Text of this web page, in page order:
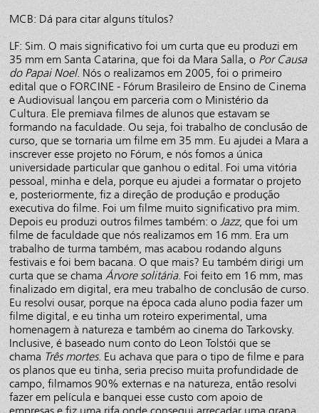
MCB: Dá para citar alguns títulos?
LF: Sim. O mais significativo foi um curta que eu produzi em
35 mm em Santa Catarina, que foi da Mara Salla, o Por Causa
do Papai Noel. Nós o realizamos em 2005, foi o primeiro
edital que o FORCINE - Fórum Brasileiro de Ensino de Cinema
e Audiovisual lançou em parceria com o Ministério da
Cultura. Ele premiava filmes de alunos que estavam se
formando na faculdade. Ou seja, foi trabalho de conclusão de
curso, que se tornaria um filme em 35 mm. Eu ajudei a Mara a
inscrever esse projeto no Fórum, e nós fomos a única
universidade particular que ganhou o edital. Foi uma vitória
pessoal, minha e dela, porque eu ajudei a formatar o projeto
e, posteriormente, fiz a direção de produção e produção
executiva do filme. Foi um filme muito significativo pra mim.
Depois eu produzi outros filmes também: oJazz, que foi um
filme de faculdade que nós realizamos em 16 mm. Era um
trabalho de turma também, mas acabou rodando alguns
festivais e foi bem bacana. O que mais? Eu também dirigi um
curta que se chamaÁrvore solitária. Foi feito em 16 mm, mas
finalizado em digital, era meu trabalho de conclusão de curso.
Eu resolvi ousar, porque na época cada aluno podia fazer um
filme digital, e eu tinha um roteiro experimental, uma
homenagem à natureza e também ao cinema do Tarkovsky.
Inclusive, é baseado num conto do Leon Tolstói que se
chama Três mortes. Eu achava que para o tipo de filme e para
os planos que eu tinha, seria preciso muita profundidade de
campo, filmamos 90% externas e na natureza, então resolvi
fazer em película e banquei esse custo com apoio de